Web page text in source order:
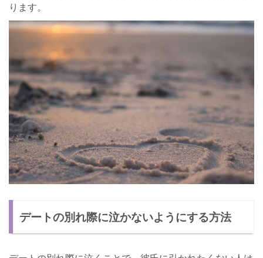
ります。
デートの別れ際に泣かないようにする方法